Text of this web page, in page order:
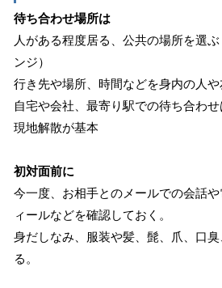
待ち合わせ場所は
人がある程度居る、公共の場所を選
ンジ）
行き先や場所、時間などを身内の人や
自宅や会社、最寄り駅での待ち合わせ
現地解散が基本
初対面前に
今一度、お相手とのメールでの会話
ィールなどを確認しておく。
身だしなみ、服装や髪、髭、爪、口
る。